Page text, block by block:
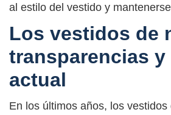
al estilo del vestido y
Los vestidos de
transparencias y
actual
En los últimos años, los vestidos